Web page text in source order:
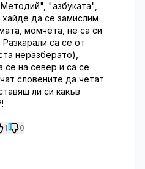
"азбуката",
хайде да се замислим
момчета, не са си
Разкарали са се от
неразбератo),
се на север и са се
словените да четат
ли си какъв
1 0